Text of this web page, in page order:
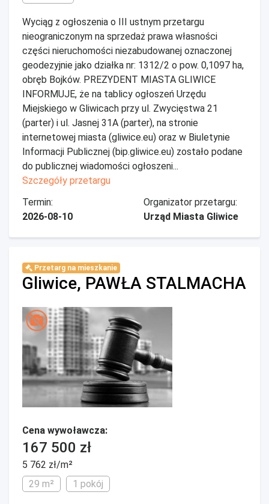
Wyciąg z ogłoszenia o III ustnym przetargu
nieograniczonym na sprzedaż prawa własności
części nieruchomości niezabudowanej oznaczonej
geodezyjnie jako działka nr: 1312/2 o pow. 0,1097 ha,
obręb Bojków. PREZYDENT MIASTA GLIWICE
INFORMUJE, że na tablicy ogłoszeń Urzędu
Miejskiego w Gliwicach przy ul. Zwycięstwa 21
(parter) i ul. Jasnej 31A (parter), na stronie
internetowej miasta (gliwice.eu) oraz w Biuletynie
Informacji Publicznej (bip.gliwice.eu) zostało podane
do publicznej wiadomości ogłoszeni...
Szczegóły przetargu
Termin:
2026-08-10
Organizator przetargu:
Urząd Miasta Gliwice
Przetarg na mieszkanie
Gliwice, PAWŁA STALMACHA
Cena wywoławcza:
167 500 zł
5 762 zł/m²
29 m²
1 pokój